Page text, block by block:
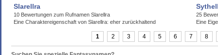
Slarellra
10 Bewertungen zum Rufnamen Slarellra
Eine Charaktereigenschaft von Slarellra: eher zurückhaltend
25
Eine
1 2 3 4 5 6 7 8